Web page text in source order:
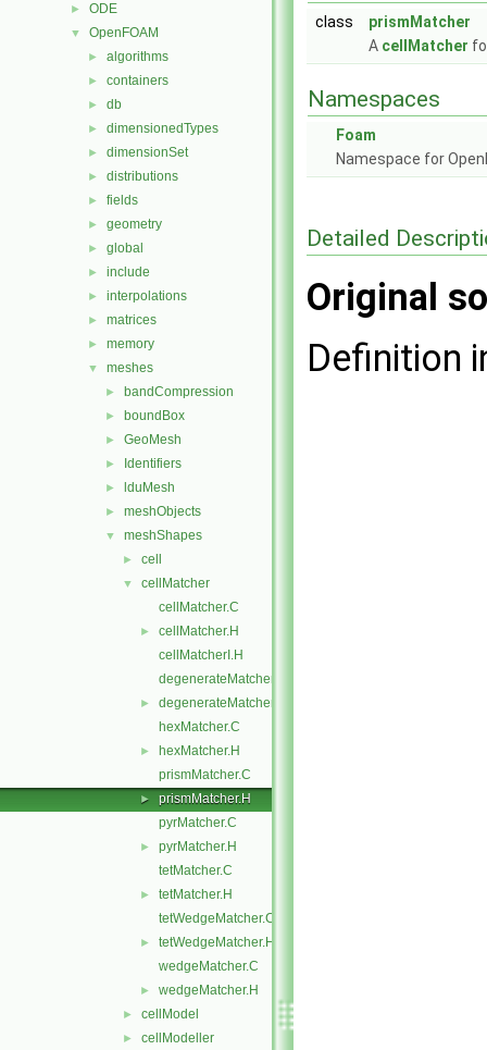
► ODE
▼ OpenFOAM
► algorithms
► containers
► db
► dimensionedTypes
► dimensionSet
► distributions
► fields
► geometry
► global
► include
► interpolations
► matrices
► memory
▼ meshes
► bandCompression
► boundBox
► GeoMesh
► Identifiers
► lduMesh
► meshObjects
▼ meshShapes
► cell
▼
cellMatcher
cellMatcher.C
►
cellMatcher.H
cellMatcherI.H
degenerateMatcher.C
►
degenerateMatcher.H
hexMatcher.C
►
hexMatcher.H
prismMatcher.C
►
prismMatcher.H
pyrMatcher.C
►
pyrMatcher.H
tetMatcher.C
►
tetMatcher.H
tetWedgeMatcher.C
►
tetWedgeMatcher.H
wedgeMatcher.C
► wedgeMatcher.H
► cellModel
► cellModeller
class
prismMatcher
A cellMatcher
Namespaces
Foam
Namespace for
Detailed
Original
Definition